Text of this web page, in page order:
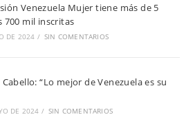
Venezuela Mujer tiene más de 5
700 mil inscritas
DE 2024 / SIN COMENTARIOS
“Lo mejor de Venezuela es su
DE 2024 / SIN COMENTARIOS